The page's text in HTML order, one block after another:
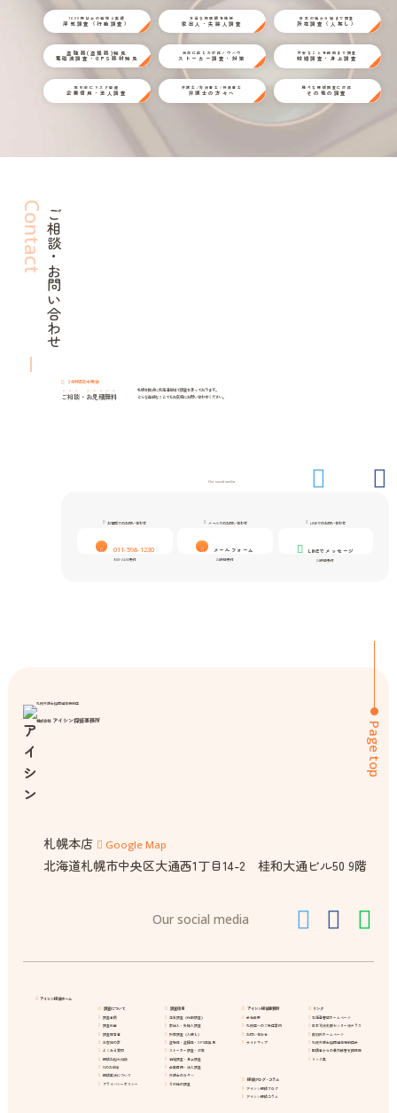
1000件以上の経験と実績
浮気調査（行動調査）
万全な情報網を駆使
家出人・失踪人調査
日本の端から端まで調査
所在調査（人探し）
盗聴器(盗撮器)発見
電磁波調査・GPS器材発見
状況に応じた対応ノウハウ
ストーカー調査・対策
不安なことを細部まで調査
結婚調査・身上調査
取引前にリスク回避
企業信用・法人調査
弁護士/司法書士/行政書士
弁護士の方々へ
様々な探偵調査に対応
その他の調査
ご相談・お問い合わせ
Contact
24時間年中無休
ご相談 ・ お見積無料
札幌を拠点に北海道全域で調査を承っております。
どんな些細なことでもお気軽にお問い合わせください。
Our social media
お電話でのお問い合わせ
011-598-1230
9:00-24:00受付
メールでのお問い合わせ
メールフォーム
24時間受付
LINEでのお問い合わせ
LINEでメッセージ
24時間受付
Page top
札幌弁護士協同組合特約店
株式会社 アイシン探偵事務所
札幌本店 Google Map
北海道札幌市中央区大通西1丁目14-2 桂和大通ビル50 9階
Our social media
アイシン探偵ホーム
調査について
調査事例
調査料金
調査報告書
お客様の声
よくある質問
探偵お悩み相談
10のお約束
探偵業法について
プライバシーポリシー
調査項目
浮気調査（行動調査）
家出人・失踪人調査
所在調査（人探し）
盗聴器・盗撮器・GPS器発見
ストーカー調査・対策
結婚調査・身上調査
企業信用・法人調査
弁護士の方々へ
その他の調査
アイシン探偵事務所
会社概要
札幌店へのご来店案内
お問い合わせ
サイトマップ
探偵ブログ・コラム
アイシン探偵ブログ
アイシン探偵コラム
リンク
北海道警察ホームページ
日本司法支援センター法テラス
裁判所ホームページ
札幌弁護士協同組合特約店会
配偶者からの暴力被害支援情報
リンク集